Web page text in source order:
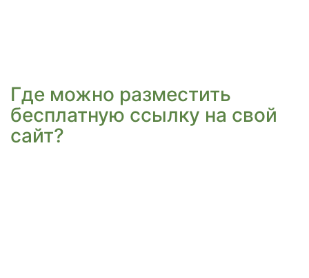
Где можно разместить
бесплатную ссылку на свой
сайт?